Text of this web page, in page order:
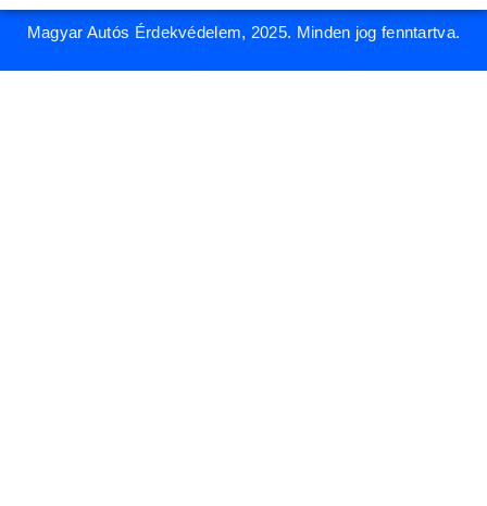
Magyar Autós Érdekvédelem, 2025. Minden jog fenntartva.